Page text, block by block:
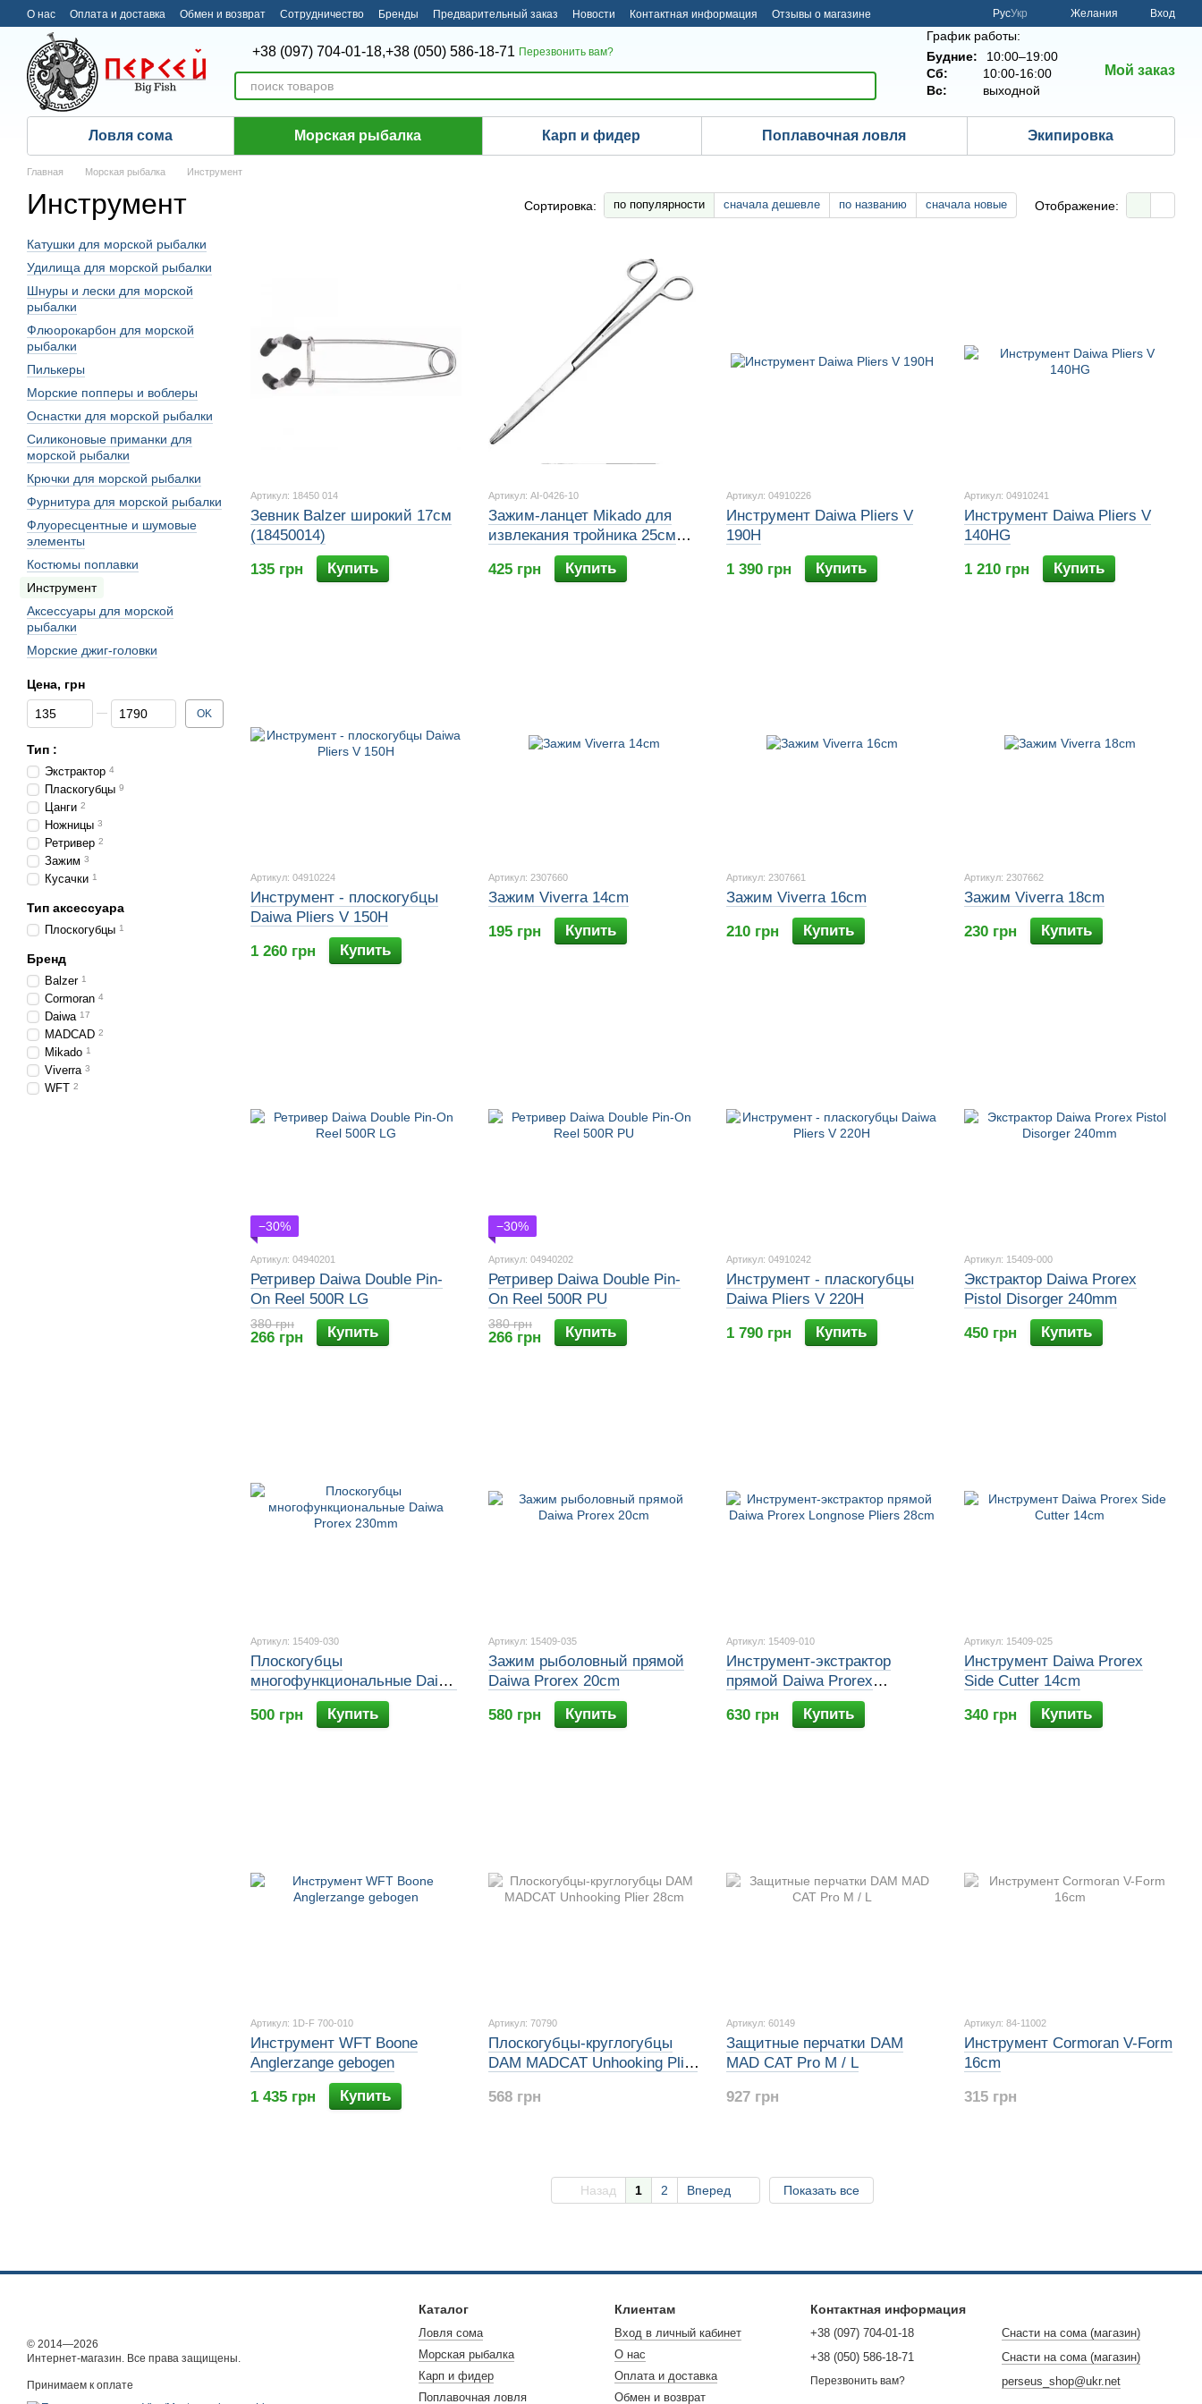
Перейти к основному контенту
О нас Оплата и доставка Обмен и возврат Сотрудничество Бренды Предварительный заказ Новости Контактная информация Отзывы о магазине РусУкр Желания Вход
+38 (097) 704-01-18,+38 (050) 586-18-71 Перезвонить вам?
График работы:
Будние:
10:00–19:00
Сб:
10:00-16:00
Вс:
выходной
Мой заказ
Ловля сома Морская рыбалка Карп и фидер Поплавочная ловля Экипировка
Главная Морская рыбалка Инструмент
Инструмент Сортировка: по популярности сначала дешевле по названию сначала новые Отображение:
Артикул: 18450 014
Зевник Balzer широкий 17см
(18450014)
135 грн
Купить
Артикул: AI-0426-10
Зажим-ланцет Mikado для
извлекания тройника 25см
425 грн
Купить
Артикул: 04910226
Инструмент Daiwa Pliers V
190H
1 390 грн
Купить
Артикул: 04910241
Инструмент Daiwa Pliers V
140HG
1 210 грн
Купить
Артикул: 04910224
Инструмент - плоскогубцы
Daiwa Pliers V 150H
1 260 грн
Купить
Артикул: 2307660
Зажим Viverra 14cm
195 грн
Купить
Артикул: 2307661
Зажим Viverra 16cm
210 грн
Купить
Артикул: 2307662
Зажим Viverra 18cm
230 грн
Купить
−30%
Артикул: 04940201
Ретривер Daiwa Double Pin-
On Reel 500R LG
380 грн
266 грн Купить
−30%
Артикул: 04940202
Ретривер Daiwa Double Pin-
On Reel 500R PU
380 грн
266 грн Купить
Артикул: 04910242
Инструмент - пласкогубцы
Daiwa Pliers V 220H
1 790 грн
Купить
Артикул: 15409-000
Экстрактор Daiwa Prorex
Pistol Disorger 240mm
450 грн
Купить
Артикул: 15409-030
Плоскогубцы
многофункциональные Daiwa
Prorex 230mm
500 грн
Купить
Артикул: 15409-035
Зажим рыболовный прямой
Daiwa Prorex 20cm
580 грн
Купить
Артикул: 15409-010
Инструмент-экстрактор
прямой Daiwa Prorex
Longnose Pliers 28cm
630 грн
Купить
Артикул: 15409-025
Инструмент Daiwa Prorex
Side Cutter 14сm
340 грн
Купить
Артикул: 1D-F 700-010
Инструмент WFT Boone
Anglerzange gebogen
1 435 грн
Купить
Артикул: 70790
Плоскогубцы-круглогубцы
DAM MADCAT Unhooking Plier
568 грн
Артикул: 60149
Защитные перчатки DAM
MAD CAT Pro M / L
927 грн
Артикул: 84-11002
Инструмент Cormoran V-Form
16cm
315 грн
Назад 1 2 Вперед Показать все
Катушки для морской рыбалки
Удилища для морской рыбалки
Шнуры и лески для морской
рыбалки
Флюорокарбон для морской
рыбалки
Пилькеры
Морские попперы и воблеры
Оснастки для морской рыбалки
Силиконовые приманки для
морской рыбалки
Крючки для морской рыбалки
Фурнитура для морской рыбалки
Флуоресцентные и шумовые
элементы
Костюмы поплавки
Инструмент
Аксессуары для морской
рыбалки
Морские джиг-головки
Цена, грн
От Цена, грн
До Цена, грн OK
Тип :
Экстрактор 4
Пласкогубцы 9
Цанги 2
Ножницы 3
Ретривер 2
Зажим 3
Кусачки 1
Тип аксессуара
Плоскогубцы 1
Бренд
Balzer 1
Cormoran 4
Daiwa 17
MADCAD 2
Mikado 1
Viverra 3
WFT 2
© 2014—2026
Интернет-магазин. Все права защищены.
Принимаем к оплате
Каталог
Ловля сома
Морская рыбалка
Карп и фидер
Поплавочная ловля
Клиентам
Вход в личный кабинет
О нас
Оплата и доставка
Обмен и возврат
Контактная информация
+38 (097) 704-01-18
+38 (050) 586-18-71
Перезвонить вам?
Снасти на сома (магазин)
Снасти на сома (магазин)
perseus_shop@ukr.net